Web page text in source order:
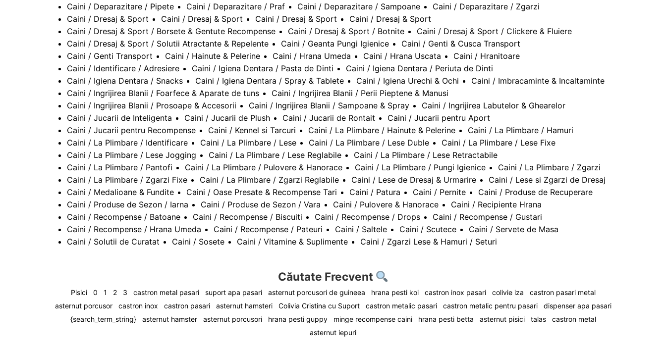
Caini / Deparazitare / Pipete
Caini / Deparazitare / Praf Caini / Deparazitare / Sampoane
Caini / Deparazitare / Zgarzi
Caini / Dresaj & Sport
Caini / Dresaj & Sport Caini / Dresaj & Sport
Caini / Dresaj & Sport
Caini / Dresaj & Sport / Borsete & Gentute Recompense
Caini / Dresaj & Sport / Botnite
Caini / Dresaj & Sport / Clickere & Fluiere
Caini / Dresaj & Sport / Solutii Atractante & Repelente
Caini / Geanta Pungi Igienice
Caini / Genti & Cusca Transport
Caini / Genti Transport
Caini / Hainute & Pelerine Caini / Hrana Umeda Caini / Hrana Uscata
Caini / Hranitoare
Caini / Identificare / Adresiere
Caini / Igiena Dentara / Pasta de Dinti
Caini / Igiena Dentara / Periuta de Dinti
Caini / Igiena Dentara / Snacks
Caini / Igiena Dentara / Spray & Tablete Caini / Igiena Urechi & Ochi
Caini / Imbracaminte & Incaltaminte
Caini / Ingrijirea Blanii / Foarfece & Aparate de tuns
Caini / Ingrijirea Blanii / Perii Pieptene & Manusi
Caini / Ingrijirea Blanii / Prosoape & Accesorii
Caini / Ingrijirea Blanii / Sampoane & Spray
Caini / Ingrijirea Labutelor & Ghearelor
Caini / Jucarii de Inteligenta
Caini / Jucarii de Plush Caini / Jucarii de Rontait
Caini / Jucarii pentru Aport
Caini / Jucarii pentru Recompense
Caini / Kennel si Tarcuri Caini / La Plimbare / Hainute & Pelerine
Caini / La Plimbare / Hamuri
Caini / La Plimbare / Identificare
Caini / La Plimbare / Lese Caini / La Plimbare / Lese Duble
Caini / La Plimbare / Lese Fixe
Caini / La Plimbare / Lese Jogging
Caini / La Plimbare / Lese Reglabile
Caini / La Plimbare / Lese Retractabile
Caini / La Plimbare / Pantofi
Caini / La Plimbare / Pulovere & Hanorace Caini / La Plimbare / Pungi Igienice
Caini / La Plimbare / Zgarzi
Caini / La Plimbare / Zgarzi Fixe
Caini / La Plimbare / Zgarzi Reglabile Caini / Lese de Dresaj & Urmarire
Caini / Lese si Zgarzi de Dresaj
Caini / Medalioane & Fundite
Caini / Oase Presate & Recompense Tari Caini / Patura Caini / Pernite
Caini / Produse de Recuperare
Caini / Produse de Sezon / Iarna
Caini / Produse de Sezon / Vara Caini / Pulovere & Hanorace
Caini / Recipiente Hrana
Caini / Recompense / Batoane
Caini / Recompense / Biscuiti Caini / Recompense / Drops
Caini / Recompense / Gustari
Caini / Recompense / Hrana Umeda
Caini / Recompense / Pateuri Caini / Saltele Caini / Scutece
Caini / Servete de Masa
Caini / Solutii de Curatat
Caini / Sosete Caini / Vitamine & Suplimente Caini / Zgarzi Lese & Hamuri / Seturi
Căutate Frecvent
Pisici 0 1 2 3 castron metal pasari suport apa pasari asternut porcusori de guineea hrana pesti koi castron inox pasari colivie iza
castron pasari metal
asternut porcusor
castron inox castron pasari asternut hamsteri Colivia Cristina cu Suport castron metalic pasari castron metalic pentru pasari
dispenser apa pasari
{search_term_string}
asternut hamster asternut porcusori hrana pesti guppy minge recompense caini hrana pesti betta asternut pisici talas
castron metal
asternut iepuri